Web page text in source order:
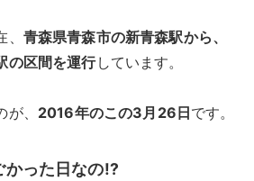
青森県青森市の新青森駅から、
の区間を運行しています。
、 2016年のこの3月26日です。
かった日なの!?︎